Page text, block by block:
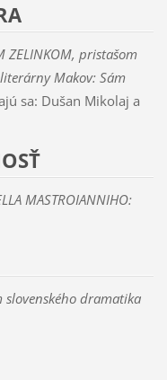
ZELINKOM, pristašom
Makov: Sám
sa: Dušan Mikolaj a
MASTROIANNIHO:
dramatika